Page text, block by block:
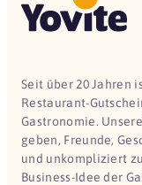
Seit über 20 Jahren
Restaurant-
Gastronomie.
geben, Freunde,
und unkompliziert
Business-Idee der